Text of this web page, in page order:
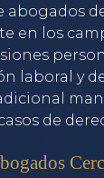
abogados
en los
laboral y
de